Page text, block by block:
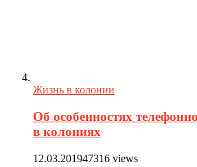
Жизнь в колонии
Об особенностях
в колониях
12.03.201947316 views